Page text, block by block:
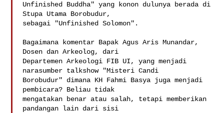
Unfinished Buddha" yang konon dulunya berada di
Stupa Utama Borobudur,
sebagai "Unfinished Solomon".
Bagaimana komentar Bapak Agus Aris Munandar,
Dosen dan Arkeolog, dari
Departemen Arkeologi FIB UI, yang menjadi
narasumber talkshow "Misteri Candi
Borobudur" dimana KH Fahmi Basya juga menjadi
pembicara? Beliau tidak
mengatakan benar atau salah, tetapi memberikan
pandangan lain dari sisi